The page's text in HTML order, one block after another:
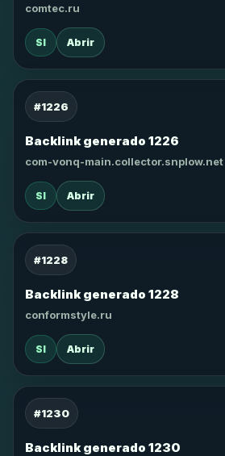
comtec.ru
SI Abrir
#1226
Backlink generado 1226
com-vonq-main.collector.snplow.net
SI Abrir
#1228
Backlink generado 1228
conformstyle.ru
SI Abrir
#1230
Backlink generado 1230